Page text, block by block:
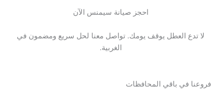
احجز صيانة سيمنس الآن
لا تدع العطل يوقف يومك. تواصل معنا لحل سريع ومضمون في
الغربية.
فروعنا في باقي المحافظات